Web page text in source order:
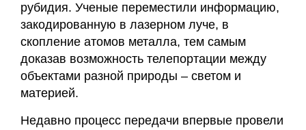
рубидия. Ученые переместили информацию,
закодированную в лазерном луче, в
скопление атомов металла, тем самым
доказав возможность телепортации между
объектами разной природы – светом и
материей.
Недавно процесс передачи впервые провели